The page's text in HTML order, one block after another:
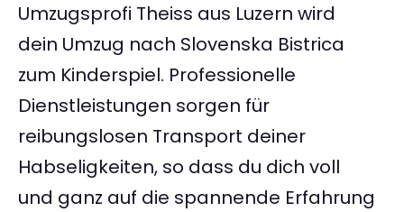
Umzugsprofi Theiss aus Luzern wird
dein Umzug nach Slovenska Bistrica
zum Kinderspiel. Professionelle
Dienstleistungen sorgen für
reibungslosen Transport deiner
Habseligkeiten, so dass du dich voll
und ganz auf die spannende Erfahrung